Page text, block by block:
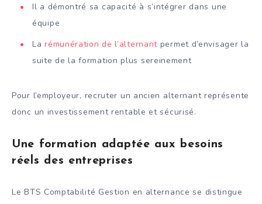
Il a démontré sa capacité à s’intégrer dans une
équipe
Larémunération de l’alternant permet d’envisager la
suite de la formation plus sereinement
Pour l’employeur, recruter un ancien alternant représente
donc un investissement rentable et sécurisé.
Une formation adaptée aux besoins
réels des entreprises
Le BTS Comptabilité Gestion en alternance se distingue